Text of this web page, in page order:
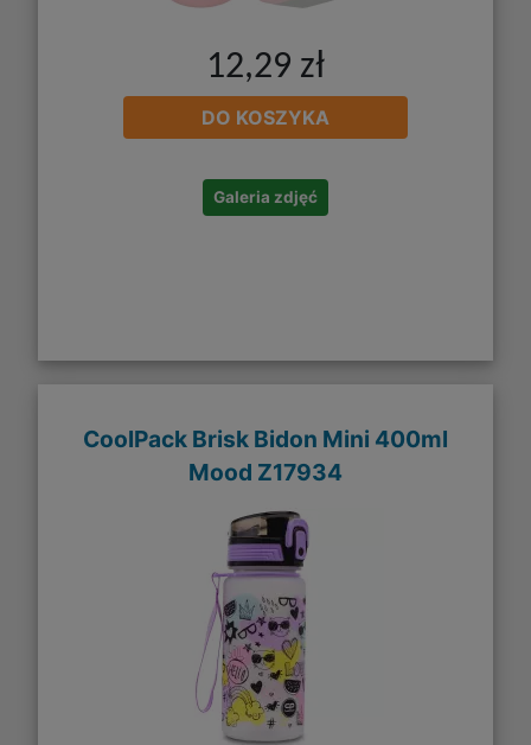
12,29 zł
DO KOSZYKA
Galeria zdjęć
CoolPack Brisk Bidon Mini 400ml
Mood Z17934